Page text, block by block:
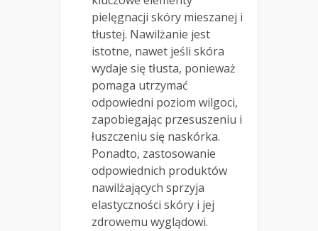
pielęgnacji skóry mieszanej i
tłustej. Nawilżanie jest
istotne, nawet jeśli skóra
wydaje się tłusta, ponieważ
pomaga utrzymać
odpowiedni poziom wilgoci,
zapobiegając przesuszeniu i
łuszczeniu się naskórka.
Ponadto, zastosowanie
odpowiednich produktów
nawilżających sprzyja
elastyczności skóry i jej
zdrowemu wyglądowi.